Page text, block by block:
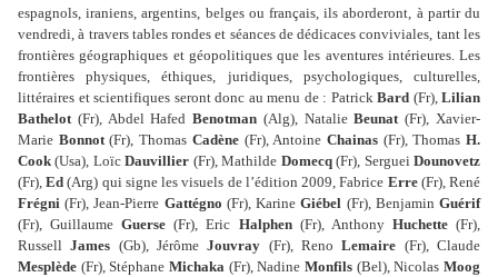
espagnols, iraniens, argentins, belges ou français, ils aborderont, à partir du
vendredi, à travers tables rondes et séances de dédicaces conviviales, tant les
frontières géographiques et géopolitiques que les aventures intérieures. Les
frontières physiques, éthiques, juridiques, psychologiques, culturelles,
littéraires et scientifiques seront donc au menu de : Patrick Bard (Fr), Lilian
Bathelot(Fr), Abdel HafedBenotman (Alg), NatalieBeunat(Fr), Xavier-
Marie Bonnot(Fr), Thomas Cadène(Fr), Antoine Chainas(Fr), ThomasH.
Cook (Usa), LoïcDauvillier (Fr), Mathilde Domecq(Fr), SergueiDounovetz
(Fr),Ed (Arg) qui signe les visuels de l’édition 2009, Fabrice Erre(Fr), René
Frégni (Fr), Jean-Pierre Gattégno (Fr), KarineGiébel (Fr), BenjaminGuérif
(Fr), GuillaumeGuerse (Fr), Eric Halphen(Fr), Anthony Huchette(Fr),
RussellJames (Gb), JérômeJouvray (Fr), RenoLemaire (Fr), Claude
Mesplède (Fr), Stéphane Michaka (Fr), Nadine Monfils (Bel), Nicolas Moog